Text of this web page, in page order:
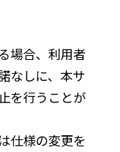
場合、利用者
なしに、本サ
を行うことが
様の変更を